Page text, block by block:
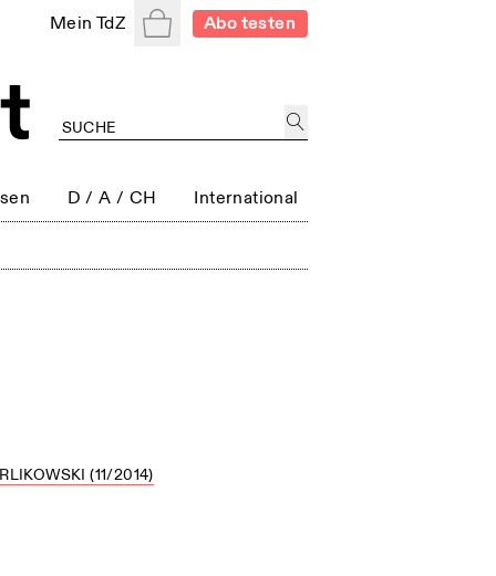
Mein TdZ WarenkorbAbo testen
D / A / CH International
(11/2014)